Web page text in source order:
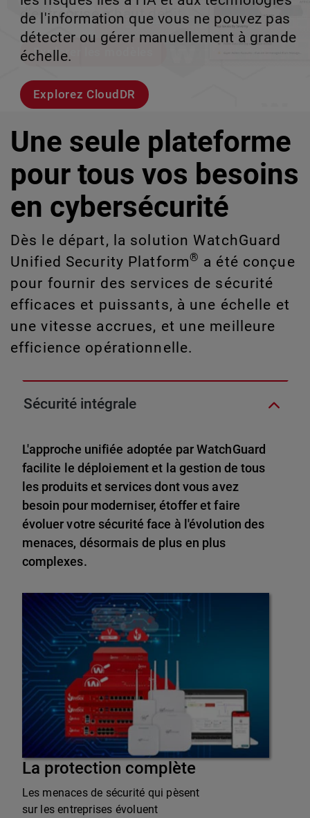
d'entreprise à haut débit.
Explorer les modèles
de l'information que vous ne pouvez pas
détecter ou gérer manuellement à grande
échelle.
Explorez CloudDR
équipe puisse évoluer sans interruption.
Voici Rai
croissance évolutive.
Découvrez WatchGuard EDR
Une seule plateforme
pour tous vos besoins
en cybersécurité
Dès le départ, la solution WatchGuard
Unified Security Platform® a été conçue
pour fournir des services de sécurité
efficaces et puissants, à une échelle et
une vitesse accrues, et une meilleure
efficience opérationnelle.
Sécurité intégrale
L'approche unifiée adoptée par WatchGuard
facilite le déploiement et la gestion de tous
les produits et services dont vous avez
besoin pour moderniser, étoffer et faire
évoluer votre sécurité face à l'évolution des
menaces, désormais de plus en plus
complexes.
La protection complète
Les menaces de sécurité qui pèsent
sur les entreprises évoluent